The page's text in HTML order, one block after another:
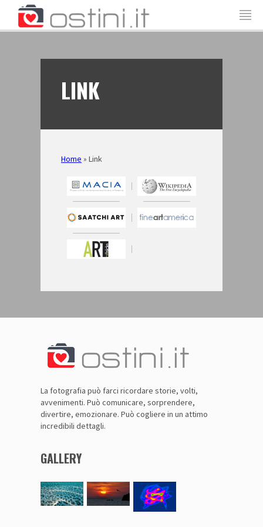
LINK
Home » Link
La fotografia può farci ricordare storie, volti,
avvenimenti. Può comunicare, sorprendere,
divertire, emozionare. Può cogliere in un attimo
incredibili dettagli.
GALLERY